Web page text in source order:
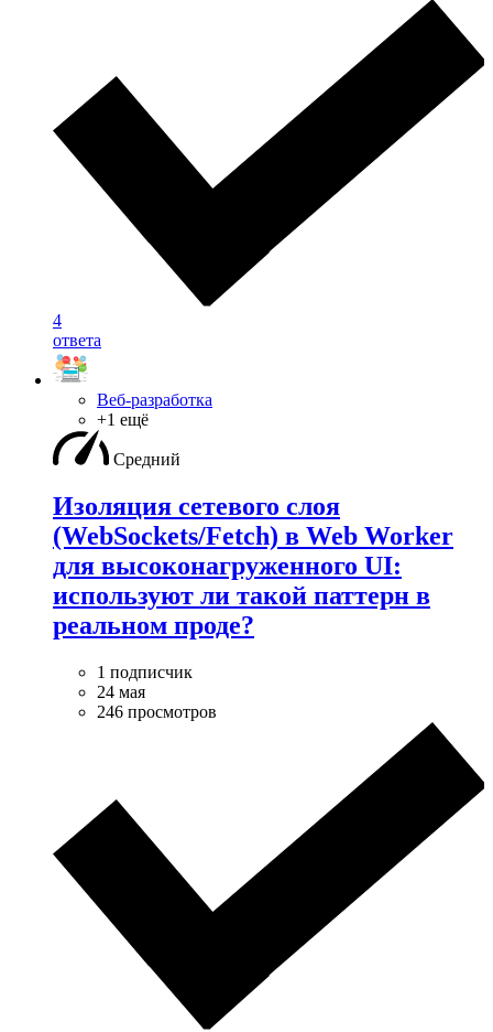
4
ответа
Веб-разработка
+1 ещё
Средний
Изоляция сетевого слоя
(WebSockets/Fetch) в Web Worker
для высоконагруженного UI:
используют ли такой паттерн в
реальном проде?
1 подписчик
24 мая
246 просмотров